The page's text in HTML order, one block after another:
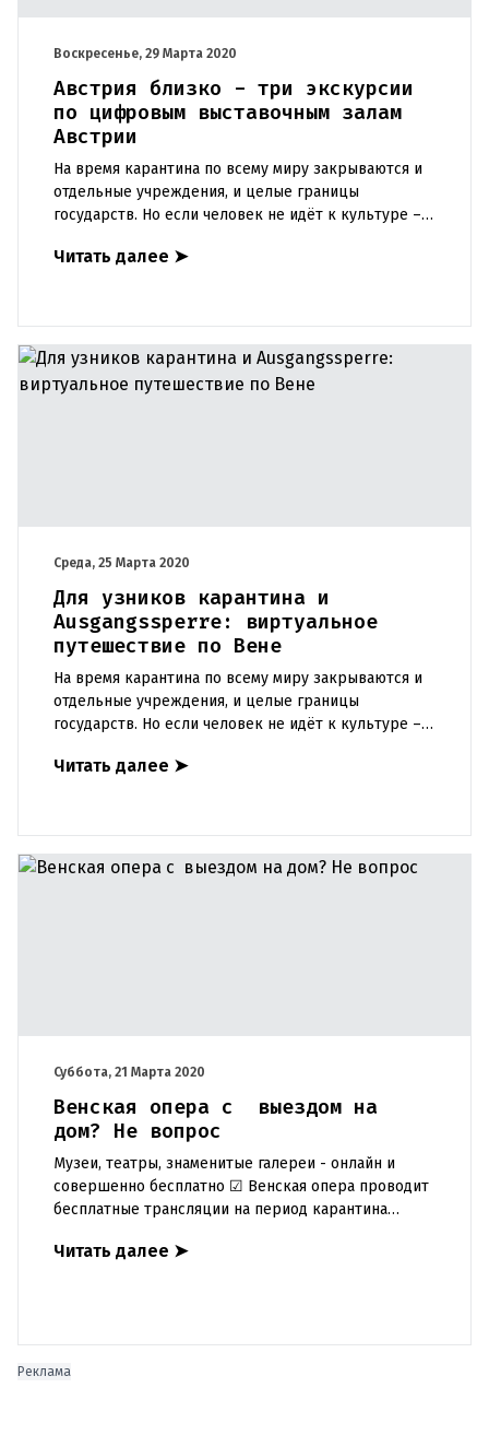
Воскресенье, 29 Марта 2020
Австрия близко - три экскурсии
по цифровым выставочным залам
Австрии
На время карантина по всему миру закрываются и
отдельные учреждения, и целые границы
государств. Но если человек не идёт к культуре –
центры в Австрии – буд
Читать далее ➤
Среда, 25 Марта 2020
Для узников карантина и
Ausgangssperre: виртуальное
путешествие по Вене
На время карантина по всему миру закрываются и
отдельные учреждения, и целые границы
государств. Но если человек не идёт к культуре –
центры в Австрии – буд
Читать далее ➤
Суббота, 21 Марта 2020
Венская опера с выездом на
дом? Не вопрос
Музеи, театры, знаменитые галереи - онлайн и
совершенно бесплатно ☑ Венская опера проводит
бесплатные трансляции на период карантина
(Kunsthistorisches
Читать далее ➤
Реклама